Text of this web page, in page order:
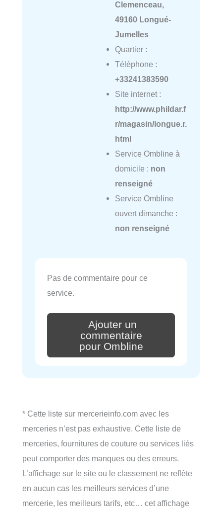
Clemenceau,
49160 Longué-
Jumelles
Quartier :
Téléphone :
+33241383590
Site internet :
http://www.phildar.f
r/magasin/longue.r.
html
Service Ombline à
domicile : non
renseigné
Service Ombline
ouvert dimanche :
non renseigné
Pas de commentaire pour ce
service.
Ajouter un
commentaire
pour Ombline
* Cette liste sur mercerieinfo.com avec les
merceries n’est pas exhaustive. Cette liste de
merceries, fournitures de couture ou services liés
peut comporter des manques ou des erreurs.
L’affichage sur le site ou le classement ne reflète
en aucun cas les meilleurs services d’une
mercerie, les meilleurs tarifs, etc… cet affichage